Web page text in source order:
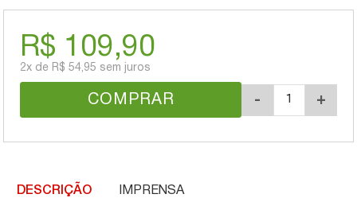
R$ 109,90
2x de R$ 54,95 sem juros
COMPRAR - +
DESCRIÇÃO IMPRENSA